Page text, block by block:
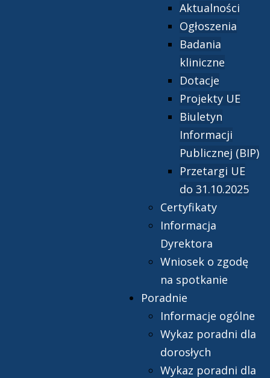
Aktualności
Ogłoszenia
Badania
kliniczne
Dotacje
Projekty UE
Biuletyn
Informacji
Publicznej (BIP)
Przetargi UE
do 31.10.2025
Certyfikaty
Informacja
Dyrektora
Wniosek o zgodę
na spotkanie
Poradnie
Informacje ogólne
Wykaz poradni dla
dorosłych
Wykaz poradni dla